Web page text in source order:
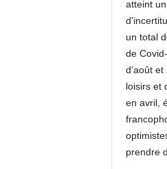
atteint
un total
de
d’août
loisirs et
en avril,
prendre